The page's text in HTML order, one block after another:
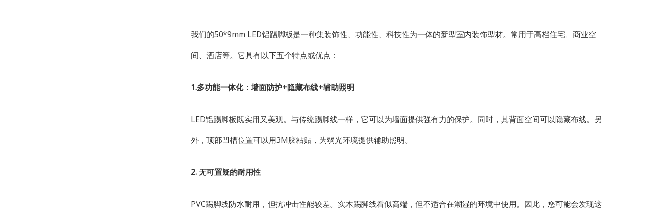
我们的50*9mm LED铝踢脚板是一种集装饰性、功能性、科技性为一体的新型室内装饰型材。常用于高档住宅、商业空
间、酒店等。它具有以下五个特点或优点：
1.多功能一体化：墙面防护+隐藏布线+辅助照明
LED铝踢脚板既实用又美观。与传统踢脚线一样，它可以为墙面提供强有力的保护。同时，其背面空间可以隐藏布线。另
外，顶部凹槽位置可以用3M胶粘贴，为弱光环境提供辅助照明。
2. 无可置疑的耐用性
PVC踢脚线防水耐用，但抗冲击性能较差。实木踢脚线看似高端，但不适合在潮湿的环境中使用。因此，您可能会发现这